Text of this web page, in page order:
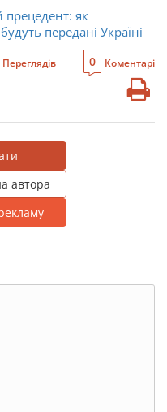
прецедент: як
передані Україні
Переглядів 0 Коментарі
автора